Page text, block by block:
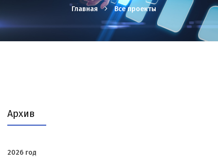
Главная Все проекты
Архив
2026 год